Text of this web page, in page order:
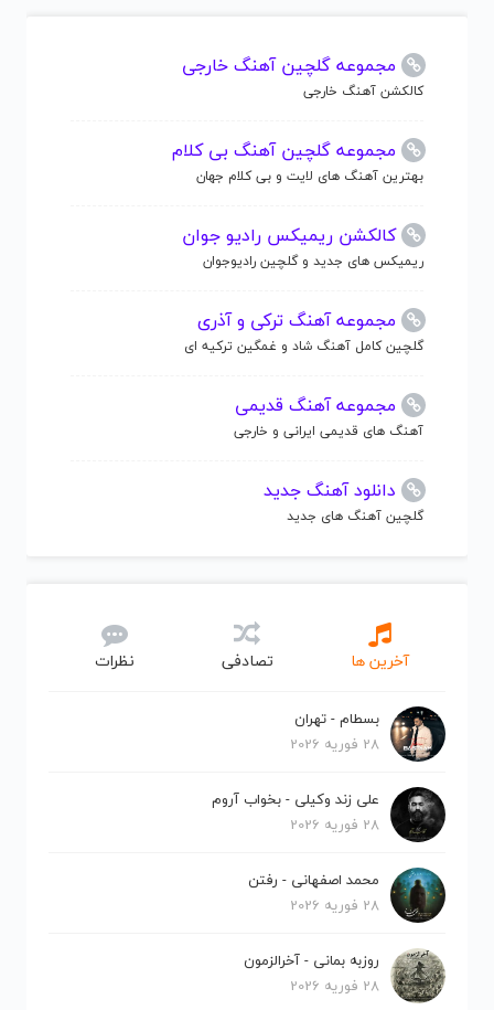
مجموعه گلچین آهنگ خارجی
کالکشن آهنگ خارجی
مجموعه گلچین آهنگ بی کلام
بهترین آهنگ های لایت و بی کلام جهان
کالکشن ریمیکس رادیو جوان
ریمیکس های جدید و گلچین رادیوجوان
مجموعه آهنگ ترکی و آذری
گلچین کامل آهنگ شاد و غمگین ترکیه ای
مجموعه آهنگ قدیمی
آهنگ های قدیمی ایرانی و خارجی
دانلود آهنگ جدید
گلچین آهنگ های جدید
آخرین ها تصادفی نظرات
بسطام - تهران
28 فوریه 2026
علی زند وکیلی - بخواب آروم
28 فوریه 2026
محمد اصفهانی - رفتن
28 فوریه 2026
روزبه بمانی - آخرالزمون
28 فوریه 2026